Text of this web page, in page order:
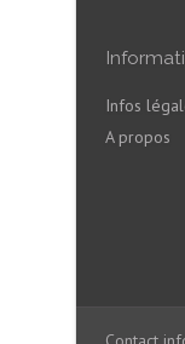
Infos
A propos